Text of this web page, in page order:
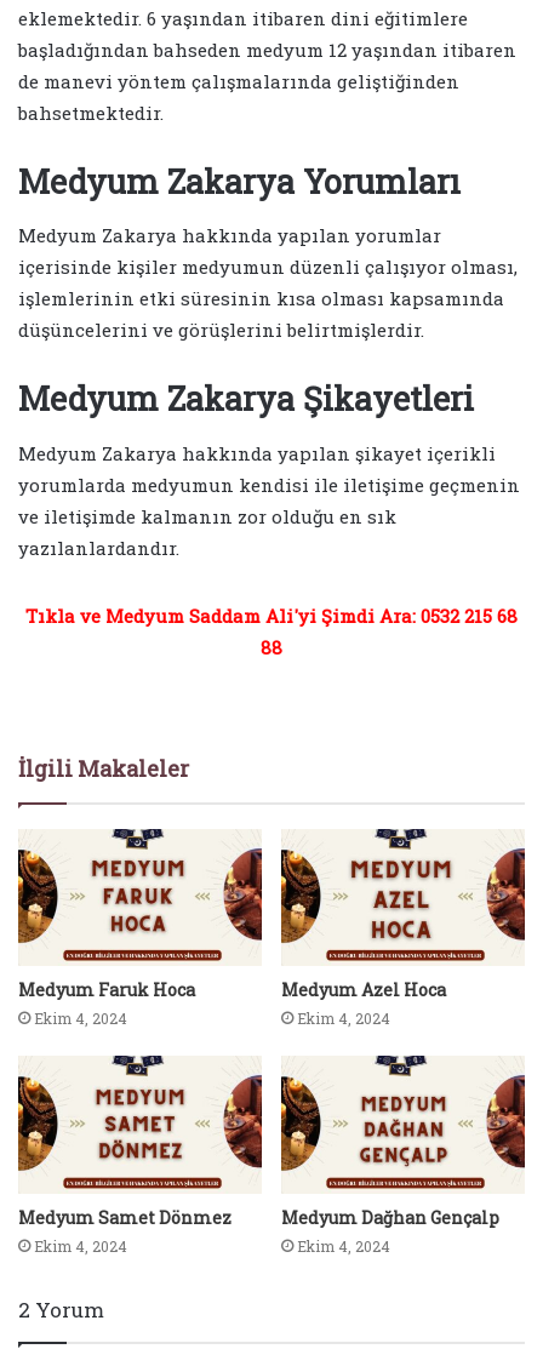
eklemektedir. 6 yaşından itibaren dini eğitimlere
başladığından bahseden medyum 12 yaşından itibaren
de manevi yöntem çalışmalarında geliştiğinden
bahsetmektedir.
Medyum Zakarya Yorumları
Medyum Zakarya hakkında yapılan yorumlar
içerisinde kişiler medyumun düzenli çalışıyor olması,
işlemlerinin etki süresinin kısa olması kapsamında
düşüncelerini ve görüşlerini belirtmişlerdir.
Medyum Zakarya Şikayetleri
Medyum Zakarya hakkında yapılan şikayet içerikli
yorumlarda medyumun kendisi ile iletişime geçmenin
ve iletişimde kalmanın zor olduğu en sık
yazılanlardandır.
Tıkla ve Medyum Saddam Ali'yi Şimdi Ara: 0532 215 68
88
İlgili Makaleler
Medyum Faruk Hoca
Ekim 4, 2024
Medyum Azel Hoca
Ekim 4, 2024
Medyum Samet Dönmez
Ekim 4, 2024
Medyum Dağhan Gençalp
Ekim 4, 2024
2 Yorum